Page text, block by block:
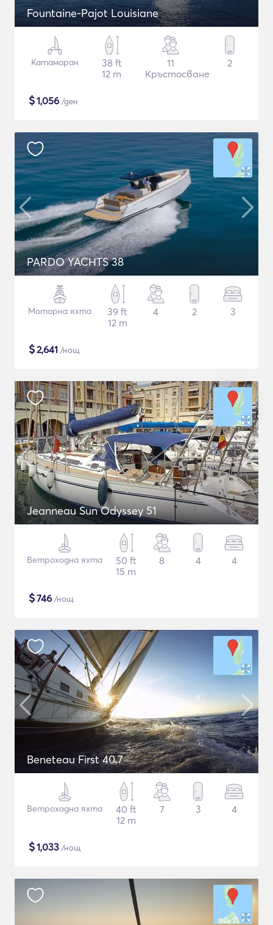
Fountaine-Pajot Louisiane
Катамаран
38 ft
12 m
11
Кръстосване
2
$1,056 /ден
PARDO YACHTS 38
Моторна яхта
39 ft
12 m
4 2 3
$2,641 /нощ
Jeanneau Sun Odyssey 51
Ветроходна яхта
50 ft
15 m
8 4 4
$746 /нощ
Beneteau First 40.7
Ветроходна яхта
40 ft
12 m
7 3 4
$1,033 /нощ